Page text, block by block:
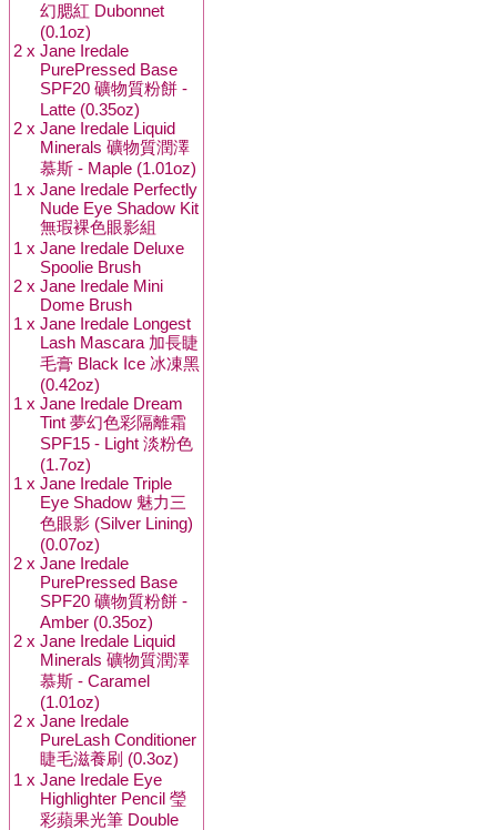
幻腮紅 Dubonnet
(0.1oz)
2 x Jane Iredale
PurePressed Base
SPF20 礦物質粉餅 -
Latte (0.35oz)
2 x Jane Iredale Liquid
Minerals 礦物質潤澤
慕斯 - Maple (1.01oz)
1 x Jane Iredale Perfectly
Nude Eye Shadow Kit
無瑕裸色眼影組
1 x Jane Iredale Deluxe
Spoolie Brush
2 x Jane Iredale Mini
Dome Brush
1 x Jane Iredale Longest
Lash Mascara 加長睫
毛膏 Black Ice 冰凍黑
(0.42oz)
1 x Jane Iredale Dream
Tint 夢幻色彩隔離霜
SPF15 - Light 淡粉色
(1.7oz)
1 x Jane Iredale Triple
Eye Shadow 魅力三
色眼影 (Silver Lining)
(0.07oz)
2 x Jane Iredale
PurePressed Base
SPF20 礦物質粉餅 -
Amber (0.35oz)
2 x Jane Iredale Liquid
Minerals 礦物質潤澤
慕斯 - Caramel
(1.01oz)
2 x Jane Iredale
PureLash Conditioner
睫毛滋養刷 (0.3oz)
1 x Jane Iredale Eye
Highlighter Pencil 瑩
彩蘋果光筆 Double